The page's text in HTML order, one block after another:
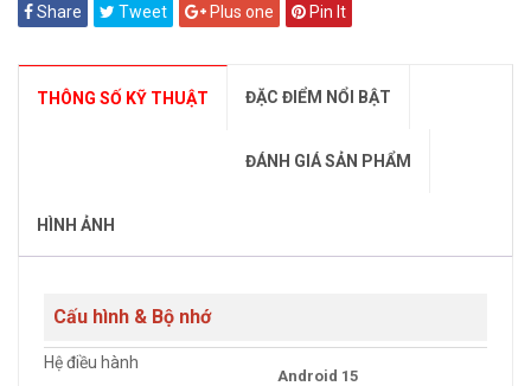
Share Tweet Plus one Pin It
THÔNG SỐ KỸ THUẬT ĐẶC ĐIỂM NỔI BẬT
ĐÁNH GIÁ SẢN PHẨM
HÌNH ẢNH
Cấu hình & Bộ nhớ
Hệ điều hành
Android 15